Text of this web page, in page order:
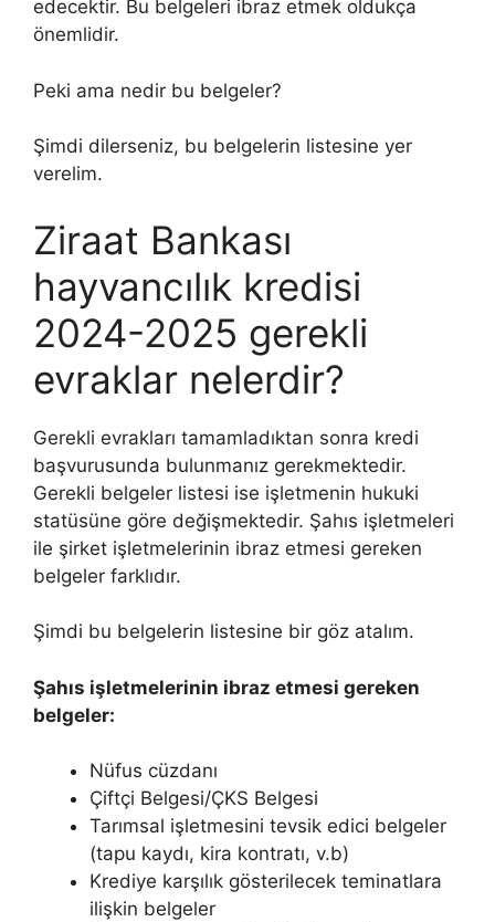
edecektir. Bu belgeleri ibraz etmek oldukça
önemlidir.
Peki ama nedir bu belgeler?
Şimdi dilerseniz, bu belgelerin listesine yer
verelim.
Ziraat Bankası
hayvancılık kredisi
2024-2025 gerekli
evraklar nelerdir?
Gerekli evrakları tamamladıktan sonra kredi
başvurusunda bulunmanız gerekmektedir.
Gerekli belgeler listesi ise işletmenin hukuki
statüsüne göre değişmektedir. Şahıs işletmeleri
ile şirket işletmelerinin ibraz etmesi gereken
belgeler farklıdır.
Şimdi bu belgelerin listesine bir göz atalım.
Şahıs işletmelerinin ibraz etmesi gereken
belgeler:
Nüfus cüzdanı
Çiftçi Belgesi/ÇKS Belgesi
Tarımsal işletmesini tevsik edici belgeler
(tapu kaydı, kira kontratı, v.b)
Krediye karşılık gösterilecek teminatlara
ilişkin belgeler